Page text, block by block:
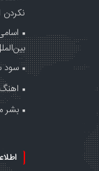
نکردن
سود
بشر